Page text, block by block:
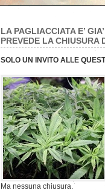
LA PAGLIACCIATA E’
PREVEDE LA CHIUSURA
SOLO UN INVITO ALLE
Ma nessuna chiusura.